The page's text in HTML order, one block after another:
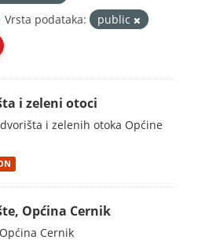
Vrsta podataka:
public
i zeleni otoci
i zelenih otoka Općine
Općina Cernik
Cernik